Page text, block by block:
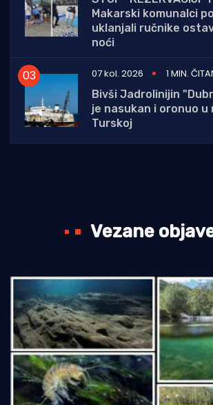
Makarski komunalci
uklanjali ručnike
noći
07 kol. 2026
1 MIN.
Bivši Jadrolinijin
je nasukan i oronuo u
Turskoj
Vezane